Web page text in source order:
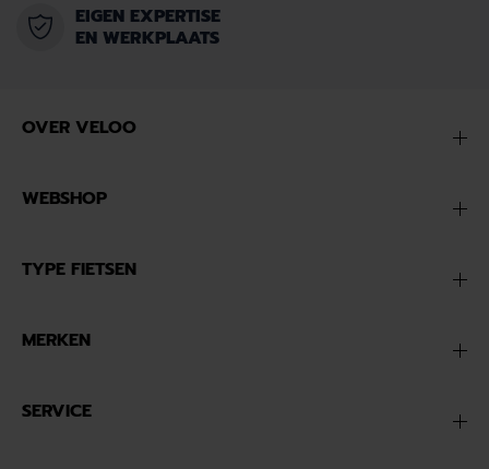
EIGEN EXPERTISE
EN WERKPLAATS
OVER VELOO
WEBSHOP
TYPE FIETSEN
MERKEN
SERVICE